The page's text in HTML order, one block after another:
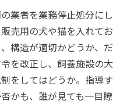
業者を業務停止処分にし
売用の犬や猫を入れてお
構造が適切かどうか、だ
を改正し、飼養施設の大
をしてはどうか。指導す
かも、誰が見ても一目瞭